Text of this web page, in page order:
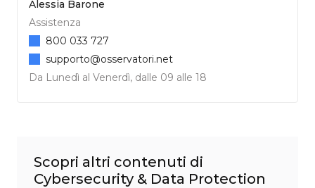
Alessia Barone
Assistenza
Da Lunedì al Venerdì, dalle 09 alle 18
800 033 727
supporto@osservatori.net
Scopri altri contenuti di
Cybersecurity & Data Protection